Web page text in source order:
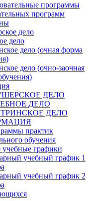
программы
программ
дело
дело
дело (очная форма
дело (очно-заочная
ДЕЛО
ДЕЛО
ДЕЛО
практик
обучения
графики
учебный график 1
учебный график 2